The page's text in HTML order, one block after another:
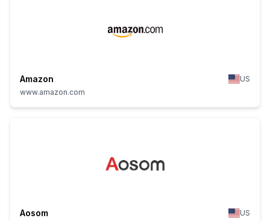
Amazon
US
www.amazon.com
Aosom
US